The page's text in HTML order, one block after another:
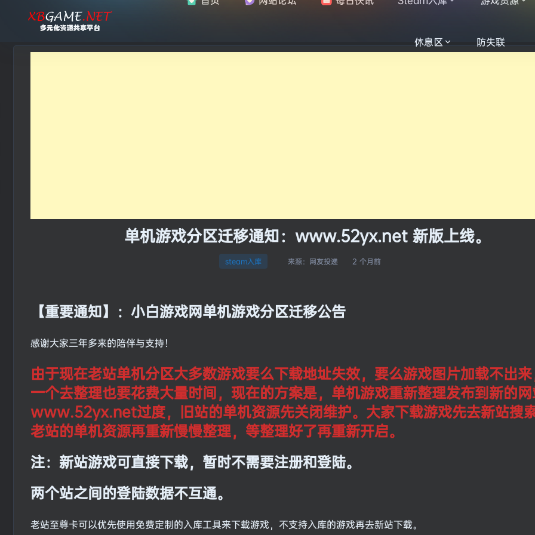
休息区 防失联
单机游戏分区迁移通知：www.52yx.net 新版上线。
steam入库 来源： 网友投递 2 个月前
【重要通知】：小白游戏网单机游戏分区迁移公告
感谢大家三年多来的陪伴与支持！
由于现在老站单机分区大多数游戏要么下载地址失效，要么游戏图片加载不出
一个去整理也要花费大量时间，现在的方案是，单机游戏重新整理发布到新的
www.52yx.net过度，旧站的单机资源先关闭维护。大家下载游戏先去新站搜
老站的单机资源再重新慢慢整理，等整理好了再重新开启。
注：新站游戏可直接下载，暂时不需要注册和登陆。
两个站之间的登陆数据不互通。
老站至尊卡可以优先使用免费定制的入库工具来下载游戏，不支持入库的游戏再去新站下载。